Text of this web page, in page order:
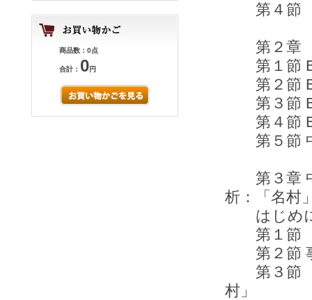
商品数：0点
合計： 0円
第４
第２章 中
第１節
第２節
第３節
第４節
第５節
第３章 中
析：「名村
はじめ
第１節 「
第２節
第３節 「
村」